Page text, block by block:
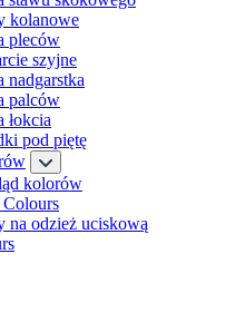
kolanowe
pleców
szyjne
nadgarstka
palców
łokcia
pod piętę
kolorów
Colours
na odzież uciskową